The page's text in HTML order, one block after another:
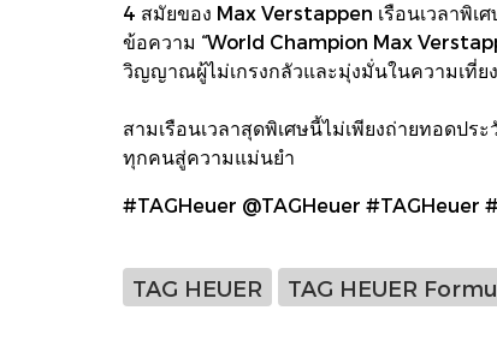
4 สมัยของ Max Verstappen เรือนเวลาพิ
ข้อความ “World Champion Max
วิญญาณผู้ไม่เกรงกลัวและมุ่งมั่นในความเที่ย
สามเรือนเวลาสุดพิเศษนี้ไม่เพียงถ่ายทอดป
ทุกคนสู่ความแม่นยำ
#TAGHeuer @TAGHeuer #TAGHeuer
TAG HEUER TAG HEUER